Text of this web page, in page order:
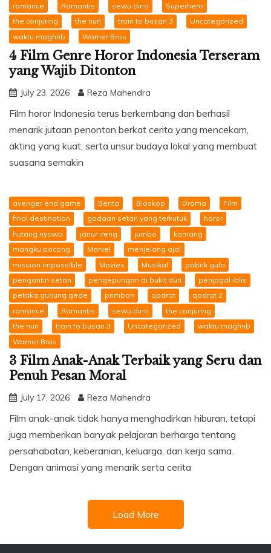
romance
Romantis sewu dino
Superhero
the conjuring
the nun train to busan 3
Uncategorized
waktu maghrib
Warner Bros
4 Film Genre Horor Indonesia Terseram
yang Wajib Ditonton
July 23, 2026 Reza Mahendra
Film horor Indonesia terus berkembang dan berhasil
menarik jutaan penonton berkat cerita yang mencekam,
akting yang kuat, serta unsur budaya lokal yang membuat
suasana semakin
avenger end game Berita Bioskop Drama
Film
final destination
godaan setan yang terkutuk
horor
hutang nyawa
janur ireng jumbo
komang
mangku pocong
Marvel
menjelang ajal
mission impossible
Movies Musikal
pabrik gula
pengantin setan
pengepungan di bukit duri
penjagal iblis
petaka gunung gede
primbon qodrat
qodrat 2
romance
Romantis sewu dino
the conjuring
the nun
train to busan 3 Uncategorized
waktu maghrib
Warner Bros
3 Film Anak-Anak Terbaik yang Seru dan
Penuh Pesan Moral
July 17, 2026 Reza Mahendra
Film anak-anak tidak hanya menghadirkan hiburan, tetapi
juga memberikan banyak pelajaran berharga tentang
persahabatan, keberanian, keluarga, dan kerja sama.
Dengan animasi yang menarik serta cerita
Load More